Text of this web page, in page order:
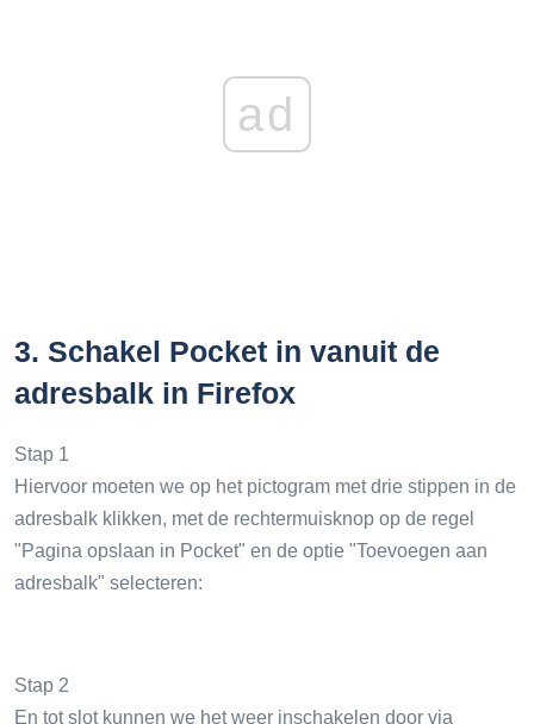
ad
3. Schakel Pocket in vanuit de
adresbalk in Firefox
Stap 1
Hiervoor moeten we op het pictogram met drie stippen in de
adresbalk klikken, met de rechtermuisknop op de regel
"Pagina opslaan in Pocket" en de optie "Toevoegen aan
adresbalk" selecteren:
Stap 2
En tot slot kunnen we het weer inschakelen door via